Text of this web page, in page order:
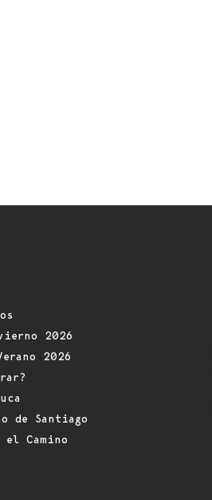
2026
2026
de Santiago
el Camino